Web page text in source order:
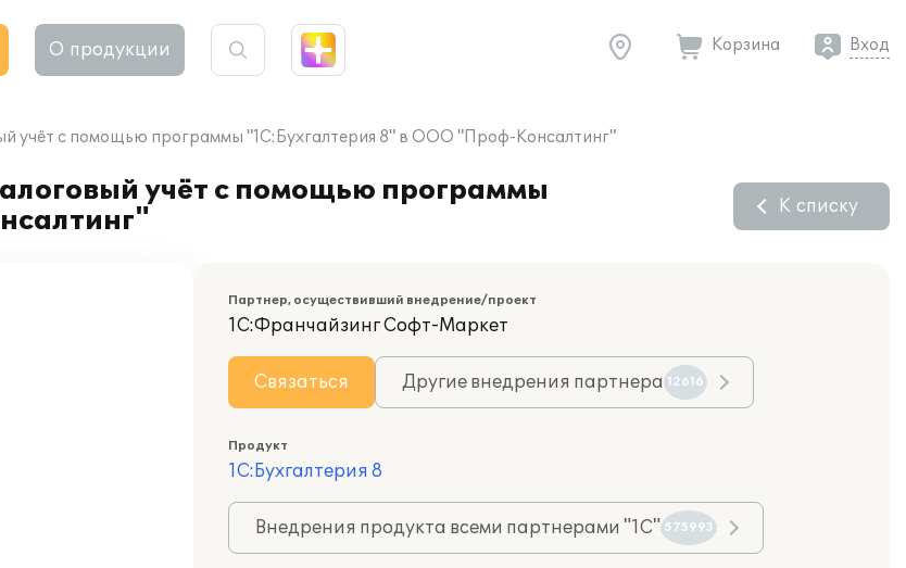
О продукции Корзина Вход
учёт с помощью программы "1С:Бухгалтерия 8" в ООО "Проф-Консалтинг"
учёт с помощью программы
К списку
Партнер, осуществивший внедрение/проект
1С:Франчайзинг Софт-Маркет
Связаться Другие внедрения партнера 12616
Продукт
1С:Бухгалтерия 8
Внедрения продукта всеми партнерами "1С" 575993